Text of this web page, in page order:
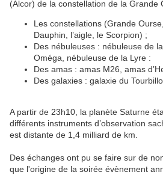
(Alcor) de la constellation de la Grande
Les constellations (Grande
Dauphin, l’aigle, le Scorpion) ;
Des nébuleuses : nébuleuse de
Oméga, nébuleuse de la Lyre :
Des amas : amas M26, amas
Des galaxies : galaxie du
A partir de 23h10, la planète Saturne
différents instruments d’observation
est distante de 1,4 milliard de km.
Des échanges ont pu se faire sur de
que l'origine de la soirée évènement